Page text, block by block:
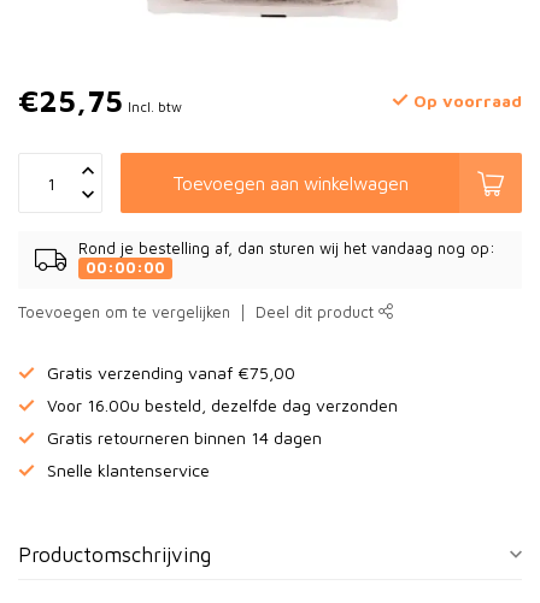
€25,75 Incl. btw Op voorraad
Toevoegen aan winkelwagen
Rond je bestelling af, dan sturen wij het vandaag nog op:
00:00:00
Toevoegen om te vergelijken Deel dit product
Gratis verzending vanaf €75,00
Voor 16.00u besteld, dezelfde dag verzonden
Gratis retourneren binnen 14 dagen
Snelle klantenservice
Productomschrijving